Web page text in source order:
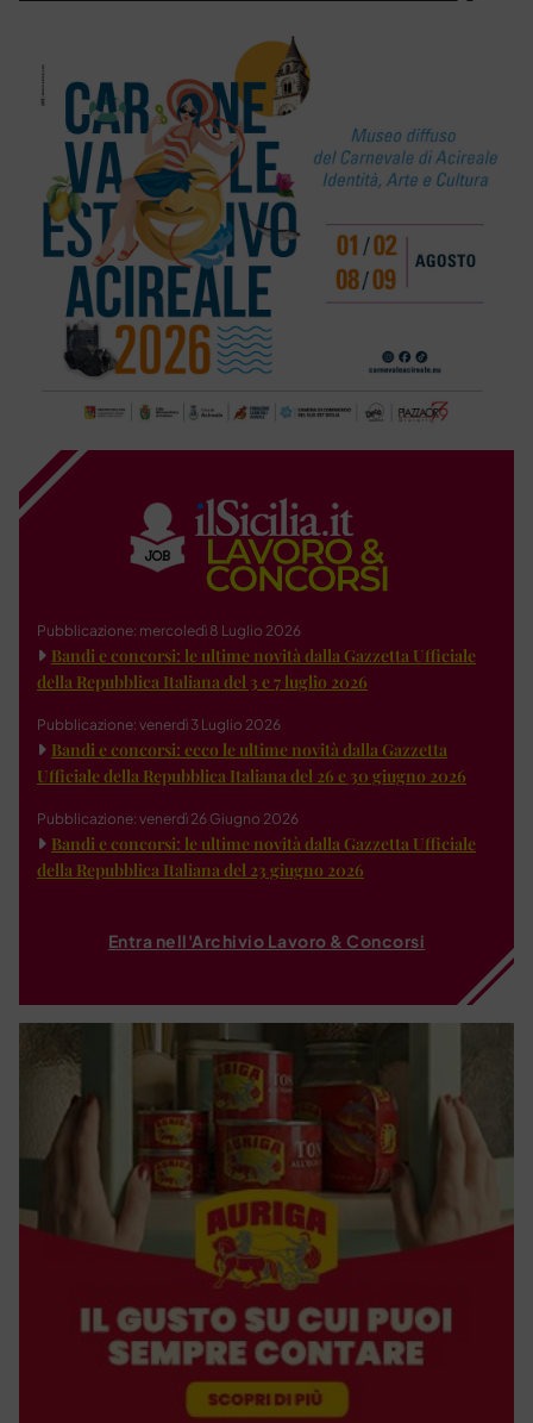
Pubblicazione: mercoledì 8 Luglio 2026
Bandi e concorsi: le ultime novità dalla Gazzetta Ufficiale
della Repubblica Italiana del 3 e 7 luglio 2026
Pubblicazione: venerdì 3 Luglio 2026
Bandi e concorsi: ecco le ultime novità dalla Gazzetta
Ufficiale della Repubblica Italiana del 26 e 30 giugno 2026
Pubblicazione: venerdì 26 Giugno 2026
Bandi e concorsi: le ultime novità dalla Gazzetta Ufficiale
della Repubblica Italiana del 23 giugno 2026
Entra nell'Archivio Lavoro & Concorsi